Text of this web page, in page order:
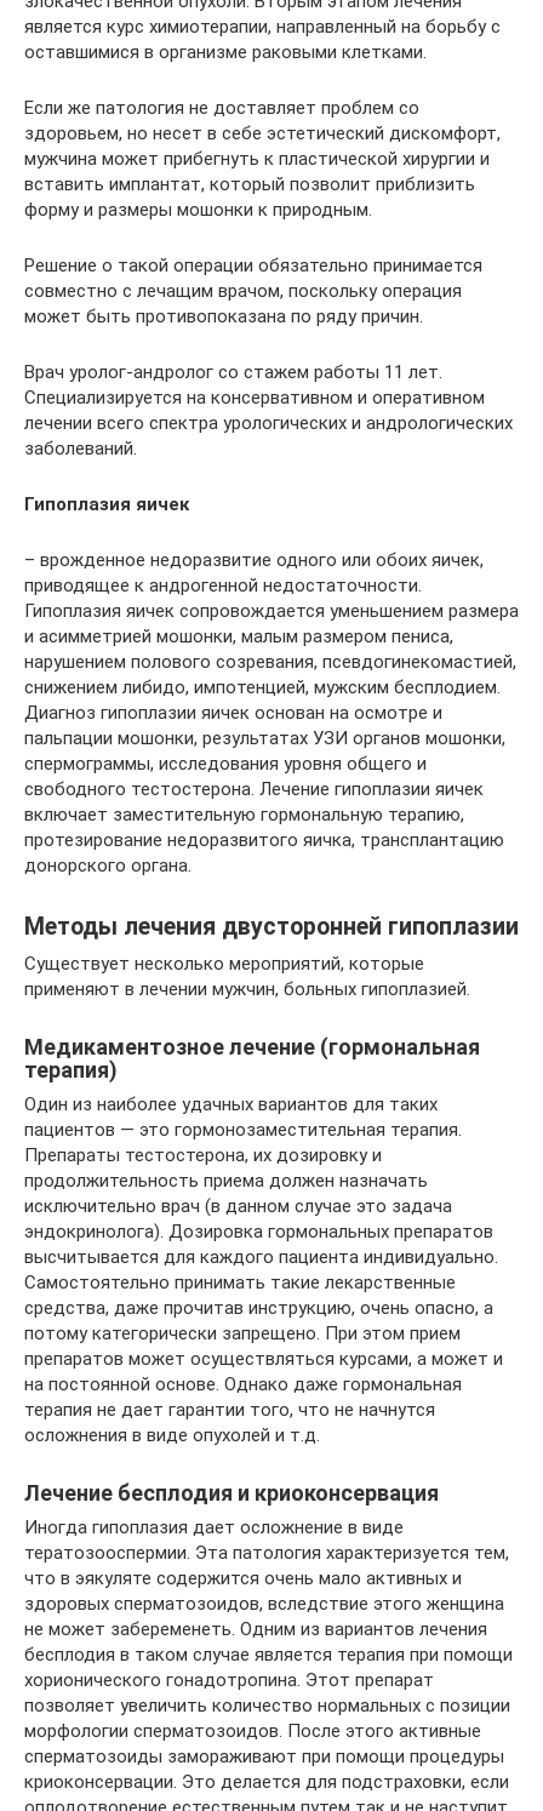
является курс химиотерапии, направленный на борьбу с
оставшимися в организме раковыми клетками.
Если же патология не доставляет проблем со
здоровьем, но несет в себе эстетический дискомфорт,
мужчина может прибегнуть к пластической хирургии и
вставить имплантат, который позволит приблизить
форму и размеры мошонки к природным.
Решение о такой операции обязательно принимается
совместно с лечащим врачом, поскольку операция
может быть противопоказана по ряду причин.
Врач уролог-андролог со стажем работы 11 лет.
Специализируется на консервативном и оперативном
лечении всего спектра урологических и андрологических
заболеваний.
Гипоплазия яичек
– врожденное недоразвитие одного или обоих яичек,
приводящее к андрогенной недостаточности.
Гипоплазия яичек сопровождается уменьшением размера
и асимметрией мошонки, малым размером пениса,
нарушением полового созревания, псевдогинекомастией,
снижением либидо, импотенцией, мужским бесплодием.
Диагноз гипоплазии яичек основан на осмотре и
пальпации мошонки, результатах УЗИ органов мошонки,
спермограммы, исследования уровня общего и
свободного тестостерона. Лечение гипоплазии яичек
включает заместительную гормональную терапию,
протезирование недоразвитого яичка, трансплантацию
донорского органа.
Методы лечения двусторонней гипоплазии
Существует несколько мероприятий, которые
применяют в лечении мужчин, больных гипоплазией.
Медикаментозное лечение (гормональная
терапия)
Один из наиболее удачных вариантов для таких
пациентов — это гормонозаместительная терапия.
Препараты тестостерона, их дозировку и
продолжительность приема должен назначать
исключительно врач (в данном случае это задача
эндокринолога). Дозировка гормональных препаратов
высчитывается для каждого пациента индивидуально.
Самостоятельно принимать такие лекарственные
средства, даже прочитав инструкцию, очень опасно, а
потому категорически запрещено. При этом прием
препаратов может осуществляться курсами, а может и
на постоянной основе. Однако даже гормональная
терапия не дает гарантии того, что не начнутся
осложнения в виде опухолей и т.д.
Лечение бесплодия и криоконсервация
Иногда гипоплазия дает осложнение в виде
тератозооспермии. Эта патология характеризуется тем,
что в эякуляте содержится очень мало активных и
здоровых сперматозоидов, вследствие этого женщина
не может забеременеть. Одним из вариантов лечения
бесплодия в таком случае является терапия при помощи
хорионического гонадотропина. Этот препарат
позволяет увеличить количество нормальных с позиции
морфологии сперматозоидов. После этого активные
сперматозоиды замораживают при помощи процедуры
криоконсервации. Это делается для подстраховки, если